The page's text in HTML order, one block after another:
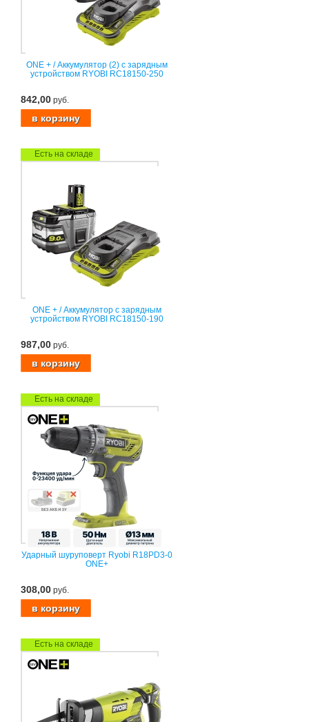
ONE + / Аккумулятор (2) с зарядным
устройством RYOBI RC18150-250
842,00 руб.
Есть на складе
ONE + / Аккумулятор с зарядным
устройством RYOBI RC18150-190
987,00 руб.
Есть на складе
Ударный шуруповерт Ryobi R18PD3-0
ONE+
308,00 руб.
Есть на складе